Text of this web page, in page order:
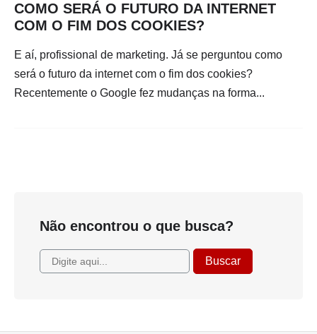
COMO SERÁ O FUTURO DA INTERNET
COM O FIM DOS COOKIES?
E aí, profissional de marketing. Já se perguntou como
será o futuro da internet com o fim dos cookies?
Recentemente o Google fez mudanças na forma...
Não encontrou o que busca?